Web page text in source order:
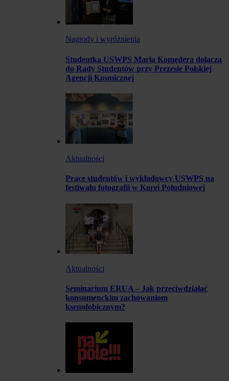
Nagrody i wyróżnienia
Studentka USWPS Maria Komędera dołącza
do Rady Studentów przy Prezesie Polskiej
Agencji Kosmicznej
Aktualności
Prace studentów i wykładowcy USWPS na
festiwalu fotografii w Korei Południowej
Aktualności
Seminarium ERUA – Jak przeciwdziałać
konsumenckim zachowaniom
ksenofobicznym?